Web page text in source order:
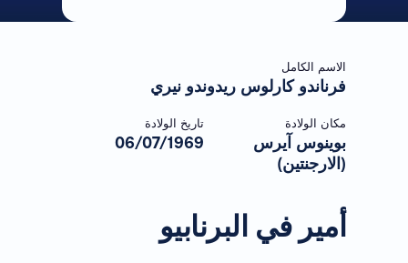
الاسم الكامل
فرناندو كارلوس ريدوندو نيري
مكان الولادة
بوينوس آيرس
(الارجنتين)
تاريخ الولادة
06/07/1969
أمير في البرنابيو